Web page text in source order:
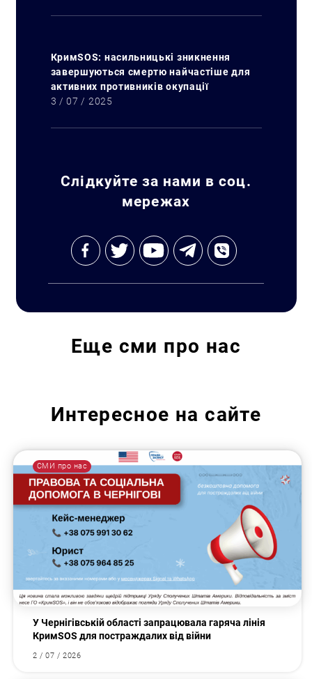
КримSOS: насильницькі зникнення
завершуються смертю найчастіше для
активних противників окупації
3 / 07 / 2025
Слідкуйте за нами в соц.
мережах
Еще сми про нас
Интересное на сайте
СМИ про нас
У Чернігівській області запрацювала гаряча лінія
КримSOS для постраждалих від війни
2 / 07 / 2026